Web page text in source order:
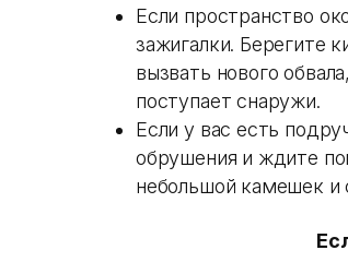
Если пространство
зажигалки. Берегите
вызвать нового
поступает снаружи.
Если у вас есть
обрушения и ждите
небольшой камешек и